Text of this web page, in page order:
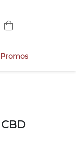
Promos